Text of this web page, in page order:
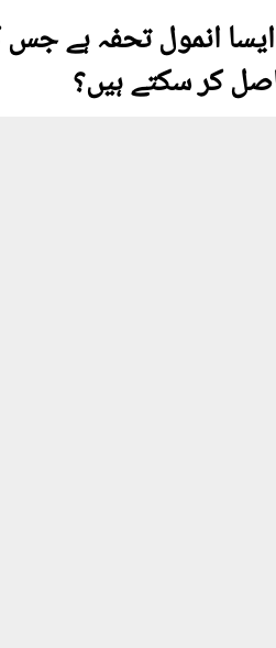
انمول تحفہ ہے جس
کر سکتے ہیں؟